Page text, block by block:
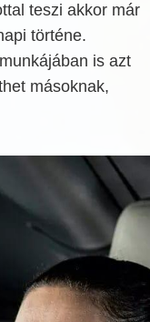
teszi akkor már
történe.
is azt
másoknak,